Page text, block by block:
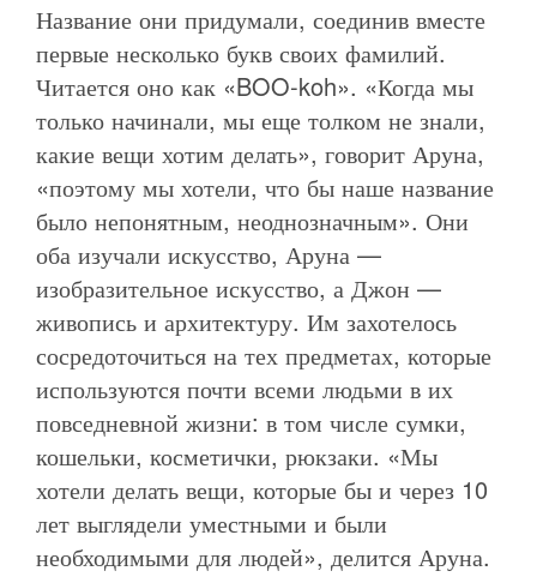
Название они придумали, соединив вместе
первые несколько букв своих фамилий.
Читается оно как «BOO-koh». «Когда мы
только начинали, мы еще толком не знали,
какие вещи хотим делать», говорит Аруна,
«поэтому мы хотели, что бы наше название
было непонятным, неоднозначным». Они
оба изучали искусство, Аруна —
изобразительное искусство, а Джон —
живопись и архитектуру. Им захотелось
сосредоточиться на тех предметах, которые
используются почти всеми людьми в их
повседневной жизни: в том числе сумки,
кошельки, косметички, рюкзаки. «Мы
хотели делать вещи, которые бы и через 10
лет выглядели уместными и были
необходимыми для людей», делится Аруна.